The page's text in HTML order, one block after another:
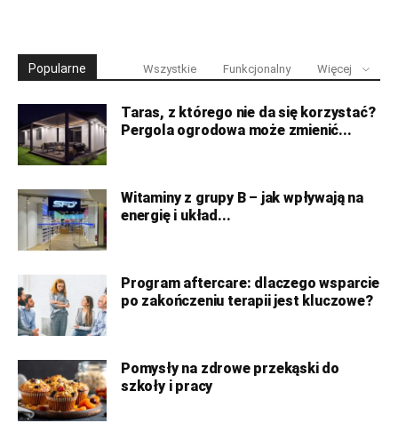
Popularne Wszystkie Funkcjonalny Więcej
Taras, z którego nie da się korzystać?
Pergola ogrodowa może zmienić...
Witaminy z grupy B – jak wpływają na
energię i układ...
Program aftercare: dlaczego wsparcie
po zakończeniu terapii jest kluczowe?
Pomysły na zdrowe przekąski do
szkoły i pracy